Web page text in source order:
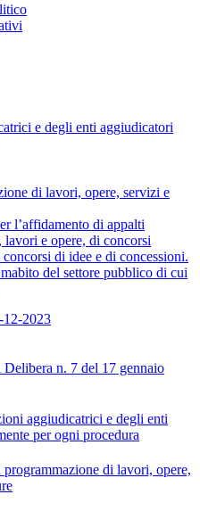
e degli enti aggiudicatori
di lavori, opere, servizi e
l’affidamento di appalti
e opere, di concorsi
di idee e di concessioni.
del settore pubblico di cui
12-2023
n. 7 del 17 gennaio
aggiudicatrici e degli enti
per ogni procedura
di lavori, opere,